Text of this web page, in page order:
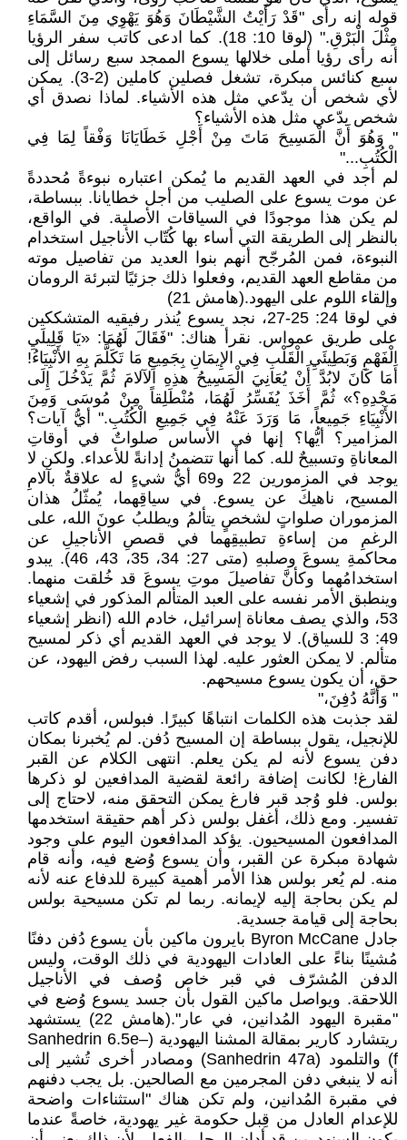
قوله إنه رأى "قَدْ رَأَيْتُ الشَّيْطَانَ وَهُوَ يَهْوِي مِنَ السَّمَاءِ
مِثْلَ الْبَرْقِ." (لوقا 10: 18). كما ادعى كاتب سفر الرؤيا
أنه رأى رؤيا أملى خلالها يسوع الممجد سبع رسائل إلى
سبع كنائس مبكرة، تشغل فصلين كاملين (2-3). يمكن
لأي شخص أن يدّعي مثل هذه الأشياء. لماذا نصدق أي
شخص يدّعي مثل هذه الأشياء؟
" وَهُوَ أَنَّ الْمَسِيحَ مَاتَ مِنْ أَجْلِ خَطَايَانَا وَفْقاً لِمَا فِي
الْكُتُبِ..."
لم أجد في العهد القديم ما يُمكن اعتباره نبوءةً مُحددةً
عن موت يسوع على الصليب من أجل خطايانا. ببساطة،
لم يكن هذا موجودًا في السياقات الأصلية. في الواقع،
بالنظر إلى الطريقة التي أساء بها كُتّاب الأناجيل استخدام
النبوءة، فمن المُرجّح أنهم بنوا العديد من تفاصيل موته
من مقاطع العهد القديم، وفعلوا ذلك جزئيًا لتبرئة الرومان
وإلقاء اللوم على اليهود.(هامش 21)
في لوقا 24: 25-27، نجد يسوع يُنذر رفيقيه المتشككين
على طريق عمواس. نقرأ هناك: "فَقَالَ لَهُمَا: «يَا قَلِيلَيِ
الْفَهْمِ وَبَطِيئَيِ الْقَلْبِ فِي الإِيمَانِ بِجَمِيعِ مَا تَكَلَّمَ بِهِ الأَنْبِيَاءُ!
أَمَا كَانَ لابُدَّ أَنْ يُعَانِيَ الْمَسِيحُ هذِهِ الآلامَ ثُمَّ يَدْخُلَ إِلَى
مَجْدِهِ؟» ثُمَّ أَخَذَ يُفَسِّرُ لَهُمَا، مُنْطَلِقاً مِنْ مُوسَى وَمِنَ
الأَنْبِيَاءِ جَمِيعاً، مَا وَرَدَ عَنْهُ فِي جَمِيعِ الْكُتُبِ." أيُّ آيات؟
المزامير؟ أيُّها؟ إنها في الأساس صلواتٌ في أوقاتِ
المعاناةِ وتسبيحٌ لله. كما أنها تتضمنُ إدانةً للأعداء. ولكن لا
يوجد في المزمورين 22 و69 أيُّ شيءٍ له علاقةٌ بآلامِ
المسيح، ناهيكَ عن يسوع. في سياقِهما، يُمثّلُ هذان
المزموران صلواتٍ لشخصٍ يتألمُ ويطلبُ عونَ الله، على
الرغمِ من إساءةِ تطبيقِهما في قصصِ الأناجيلِ عن
محاكمةِ يسوعَ وصلبهِ (متى 27: 34، 35، 43، 46). يبدو
استخدامُهما وكأنَّ تفاصيلَ موتِ يسوعَ قد خُلقت منهما.
وينطبق الأمر نفسه على العبد المتألم المذكور في إشعياء
53، والذي يصف معاناة إسرائيل، خادم الله (انظر إشعياء
49: 3 للسياق). لا يوجد في العهد القديم أي ذكر لمسيح
متألم. لا يمكن العثور عليه. لهذا السبب رفض اليهود، عن
حق، أن يكون يسوع مسيحهم.
" وَأَنَّهُ دُفِنَ،"
لقد جذبت هذه الكلمات انتباهًا كبيرًا. فبولس، أقدم كاتب
للإنجيل، يقول ببساطة إن المسيح دُفن. لم يُخبرنا بمكان
دفن يسوع لأنه لم يكن يعلم. انتهى الكلام عن القبر
الفارغ! لكانت إضافة رائعة لقضية المدافعين لو ذكرها
بولس. فلو وُجد قبر فارغ يمكن التحقق منه، لاحتاج إلى
تفسير. ومع ذلك، أغفل بولس ذكر أهم حقيقة استخدمها
المدافعون المسيحيون. يؤكد المدافعون اليوم على وجود
شهادة مبكرة عن القبر، وأن يسوع وُضع فيه، وأنه قام
منه. لم يُعر بولس هذا الأمر أهمية كبيرة للدفاع عنه لأنه
لم يكن بحاجة إليه لإيمانه. ربما لم تكن مسيحية بولس
بحاجة إلى قيامة جسدية.
جادل Byron McCane بايرون ماكين بأن يسوع دُفن دفنًا
مُشينًا بناءً على العادات اليهودية في ذلك الوقت، وليس
الدفن المُشرّف في قبر خاص وُصف في الأناجيل
اللاحقة. ويواصل ماكين القول بأن جسد يسوع وُضع في
"مقبرة اليهود المُدانين، في عار".(هامش 22) يستشهد
ريتشارد كارير بمقالة المشنا اليهودية (Sanhedrin 6.5e–
f) والتلمود (Sanhedrin 47a) ومصادر أخرى تُشير إلى
أنه لا ينبغي دفن المجرمين مع الصالحين. بل يجب دفنهم
في مقبرة المُدانين، ولم تكن هناك "استثناءات واضحة
للإعدام العادل من قِبل حكومة غير يهودية، خاصةً عندما